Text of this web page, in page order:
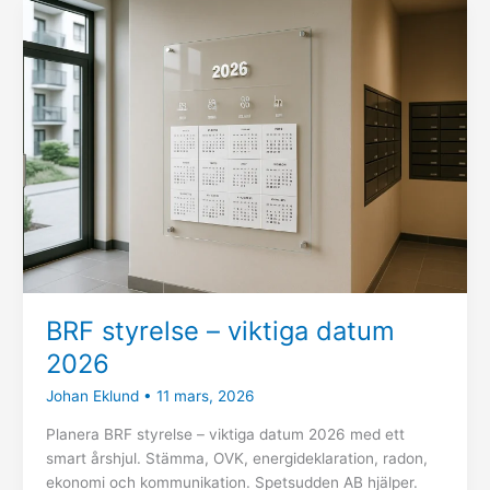
BRF styrelse – viktiga datum
2026
Johan Eklund • 11 mars, 2026
Planera BRF styrelse – viktiga datum 2026 med ett
smart årshjul. Stämma, OVK, energideklaration, radon,
ekonomi och kommunikation. Spetsudden AB hjälper.
BRF
styrelse
–
viktiga
datum
2026